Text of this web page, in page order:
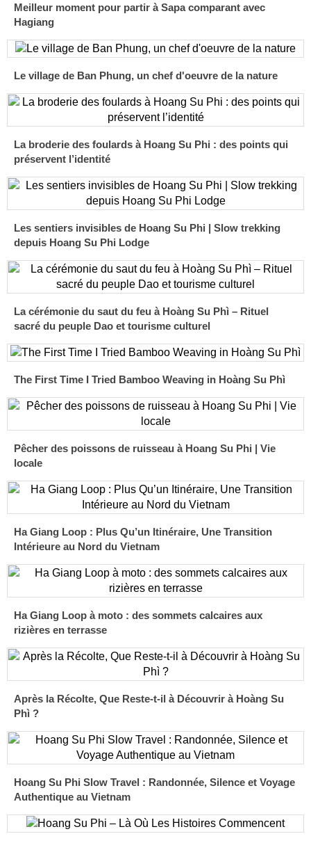
Meilleur moment pour partir à Sapa comparant avec
Hagiang
Le village de Ban Phung, un chef d'oeuvre de la nature
La broderie des foulards à Hoang Su Phi : des points qui
préservent l’identité
Les sentiers invisibles de Hoang Su Phi | Slow trekking
depuis Hoang Su Phi Lodge
La cérémonie du saut du feu à Hoàng Su Phì – Rituel
sacré du peuple Dao et tourisme culturel
The First Time I Tried Bamboo Weaving in Hoàng Su Phì
Pêcher des poissons de ruisseau à Hoang Su Phi | Vie
locale
Ha Giang Loop : Plus Qu’un Itinéraire, Une Transition
Intérieure au Nord du Vietnam
Ha Giang Loop à moto : des sommets calcaires aux
rizières en terrasse
Après la Récolte, Que Reste-t-il à Découvrir à Hoàng Su
Phì ?
Hoang Su Phi Slow Travel : Randonnée, Silence et Voyage
Authentique au Vietnam